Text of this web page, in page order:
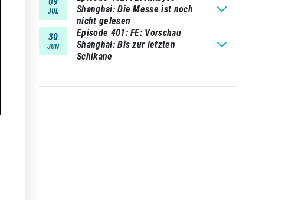
JUL
Shanghai: Die Messe ist noch
nicht gelesen
30
JUN
Episode 401 FE: Vorschau
Shanghai: Bis zur letzten
Schikane